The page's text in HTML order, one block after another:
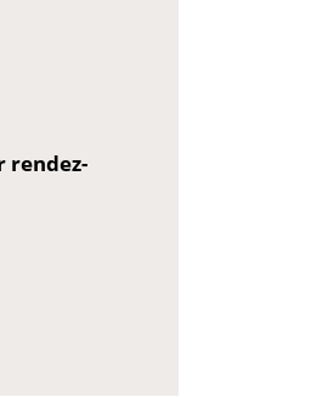
rendez-